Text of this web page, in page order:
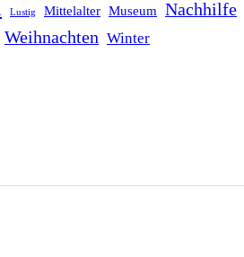
Lustig Mittelalter Museum Nachhilfe
Weihnachten Winter